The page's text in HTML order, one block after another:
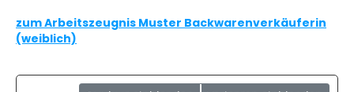
zum Arbeitszeugnis Muster Backwarenverkäuferin
(weiblich)